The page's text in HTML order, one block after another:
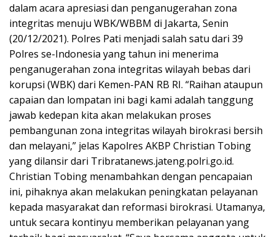
dalam acara apresiasi dan penganugerahan zona
integritas menuju WBK/WBBM di Jakarta, Senin
(20/12/2021). Polres Pati menjadi salah satu dari 39
Polres se-Indonesia yang tahun ini menerima
penganugerahan zona integritas wilayah bebas dari
korupsi (WBK) dari Kemen-PAN RB RI. “Raihan ataupun
capaian dan lompatan ini bagi kami adalah tanggung
jawab kedepan kita akan melakukan proses
pembangunan zona integritas wilayah birokrasi bersih
dan melayani,” jelas Kapolres AKBP Christian Tobing
yang dilansir dari Tribratanews.jateng.polri.go.id.
Christian Tobing menambahkan dengan pencapaian
ini, pihaknya akan melakukan peningkatan pelayanan
kepada masyarakat dan reformasi birokrasi. Utamanya,
untuk secara kontinyu memberikan pelayanan yang